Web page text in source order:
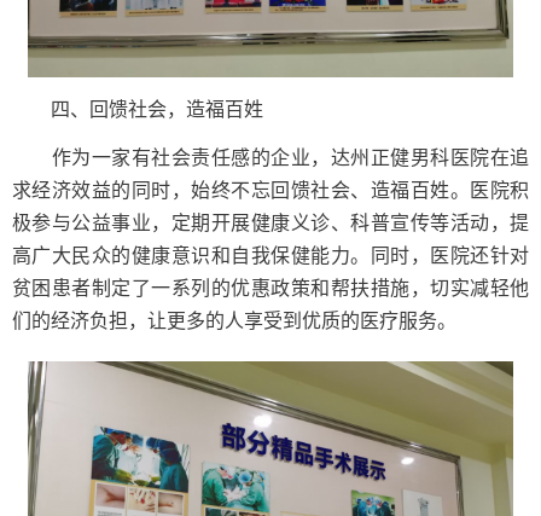
四、回馈社会，造福百姓
作为一家有社会责任感的企业，达州正健男科医院在追
求经济效益的同时，始终不忘回馈社会、造福百姓。医院积
极参与公益事业，定期开展健康义诊、科普宣传等活动，提
高广大民众的健康意识和自我保健能力。同时，医院还针对
贫困患者制定了一系列的优惠政策和帮扶措施，切实减轻他
们的经济负担，让更多的人享受到优质的医疗服务。